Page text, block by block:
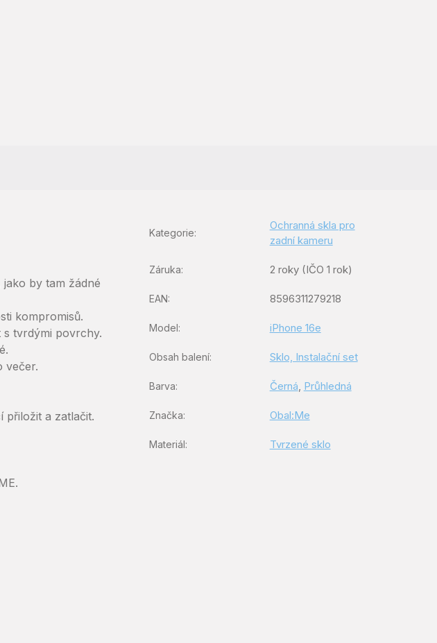
by tam žádné
kompromisů.
tvrdými povrchy.
večer.
přiložit a zatlačit.
Kategorie:
Ochranná skla pro
zadní kameru
Záruka: 2 roky (IČO 1 rok)
EAN: 8596311279218
Model: iPhone 16e
Obsah balení: Sklo, Instalační set
Barva: Černá Průhledná
Značka: Obal:Me
Materiál: Tvrzené sklo